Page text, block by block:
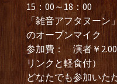
15：00～18：00
「雑音アフタヌーン
のオープンマイク
参加費： 演者￥
リンクと軽食付）
どなたでも参加いた